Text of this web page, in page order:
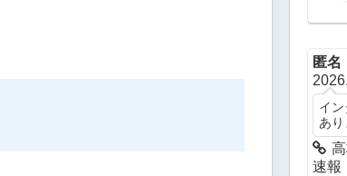
匿名
イ
あり
速報